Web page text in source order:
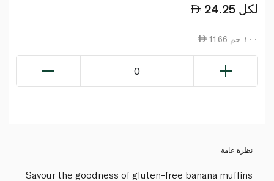
24.25 لكل
11.66 ١٠٠ جم
0
نظرة عامة
Savour the goodness of gluten-free banana muffins